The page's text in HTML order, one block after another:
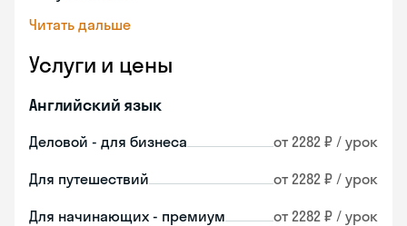
Читать дальше
Услуги и цены
Английский язык
Деловой - для бизнеса от 2282 ₽ / урок
Для путешествий от 2282 ₽ / урок
Для начинающих - премиум от 2282 ₽ / урок